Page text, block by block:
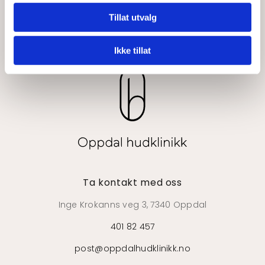
Tillat utvalg
Ikke tillat
Ta kontakt med oss
Inge Krokanns veg 3, 7340 Oppdal
401 82 457
post@oppdalhudklinikk.no